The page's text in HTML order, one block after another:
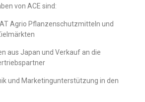
von ACE sind:
Agrio Pflanzenschutzmitteln und
aus Japan und Verkauf an die
und Marketingunterstützung in den